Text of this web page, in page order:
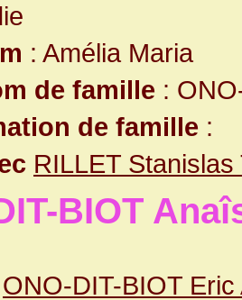
: Amélia Maria
de famille :
de famille :
RILLET Stanislas
BIOT
ONO-DIT-BIOT Eric